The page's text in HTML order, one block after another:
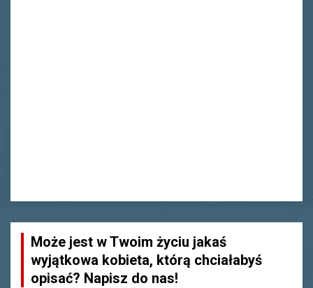
Może jest w Twoim życiu jakaś
wyjątkowa kobieta, którą chciałabyś
opisać? Napisz do nas!